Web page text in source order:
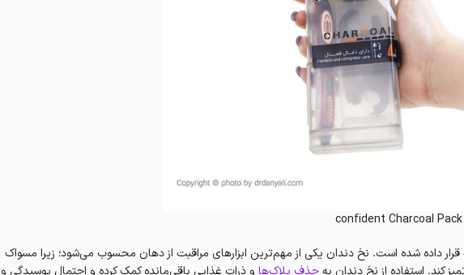
confident Charcoal
داده شده است. نخ دندان یکی از مهم‌ترین ابزارهای مراقبت از دهان محسوب می‌شود؛ زیرا مسواک
کند. استفاده از نخ دندان بهحذف پلاک‌ها و ذرات غذایی باقی‌مانده کمک کرده و احتمال پوسیدگی و